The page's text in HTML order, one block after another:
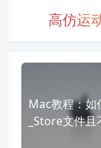
高仿运
Mac教程：如
_Store文件